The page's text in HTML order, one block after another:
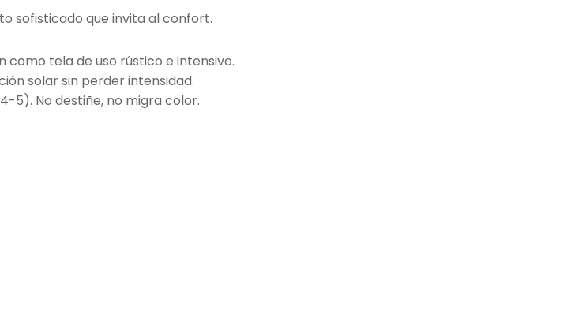
sofisticado que invita al confort.
como tela de uso rústico e intensivo.
solar sin perder intensidad.
5). No destiñe, no migra color.